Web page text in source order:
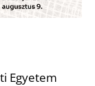
Egyetem